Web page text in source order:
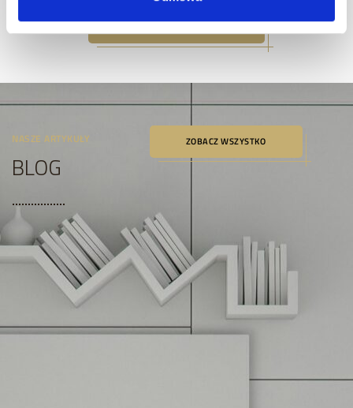
O NAS
NASZE ARTYKUŁY
BLOG
ZOBACZ WSZYSTKO